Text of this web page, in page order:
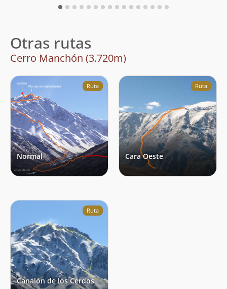
Otras rutas
Cerro Manchón (3.720m)
Ruta
Normal
Ruta
Cara Oeste
Ruta
Canalón de los Cerdos